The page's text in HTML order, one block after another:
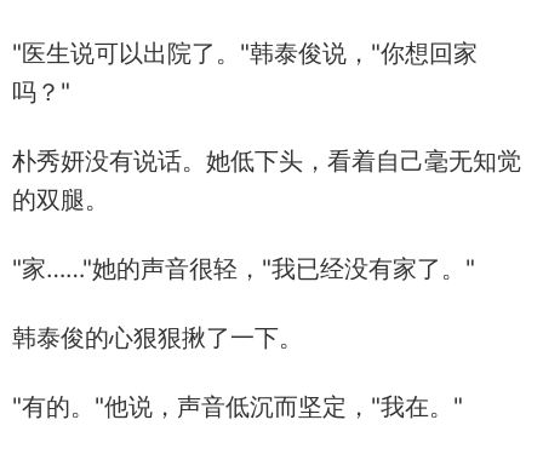
"医生说可以出院了。"韩泰俊说，"你想回家
吗？"
朴秀妍没有说话。她低下头，看着自己毫无知觉
的双腿。
"家……"她的声音很轻，"我已经没有家了。"
韩泰俊的心狠狠揪了一下。
"有的。"他说，声音低沉而坚定，"我在。"